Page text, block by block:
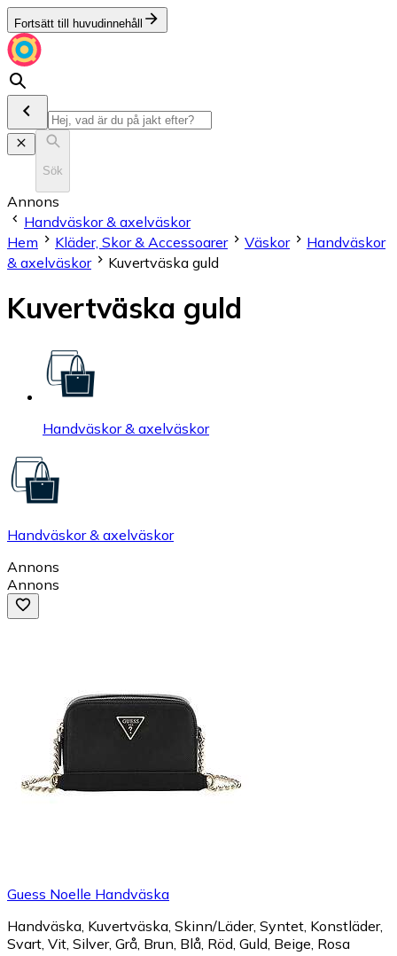
Fortsätt till huvudinnehåll
Sök
Annons
Handväskor & axelväskor
Hem
Kläder, Skor & Accessoarer Väskor
Handväskor
& axelväskor
Kuvertväska guld
Kuvertväska guld
Handväskor & axelväskor
Handväskor & axelväskor
Annons
Annons
Guess Noelle Handväska
Handväska, Kuvertväska, Skinn/Läder, Syntet, Konstläder,
Svart, Vit, Silver, Grå, Brun, Blå, Röd, Guld, Beige, Rosa